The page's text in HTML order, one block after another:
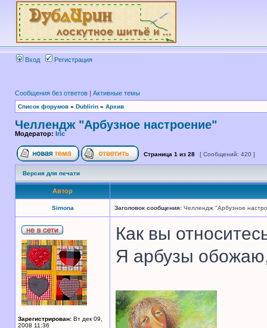
Вход Регистрация
Сообщения без ответов | Активные темы
Список форумов » Dublirin » Архив
Челлендж "Арбузное настроение"
Модератор: Iric
Страница 1 из 28 [ Сообщений: 420 ]
Версия для печати
Автор
Simona Заголовок сообщения: Челлендж "Арбузное
Зарегистрирован: Вт дек 09,
2008 11:36
Как вы
Я арбузы